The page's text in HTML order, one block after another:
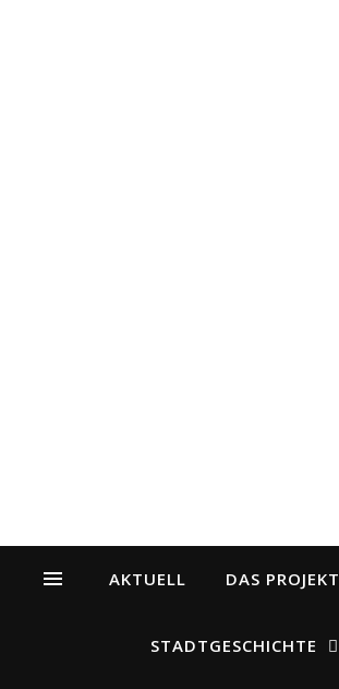
AKTUELL DAS PROJEKT
STADTGESCHICHTE